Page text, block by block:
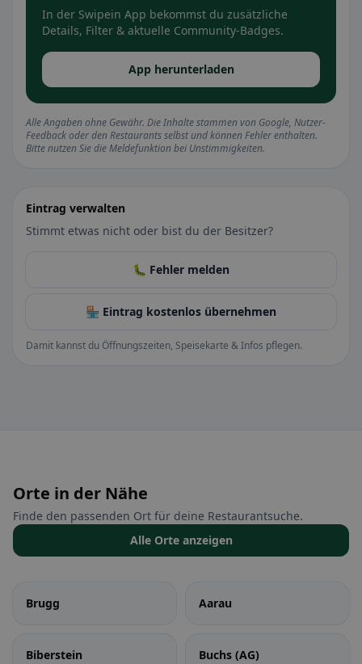
In der Swipein App bekommst du zusätzliche
Details, Filter & aktuelle Community-Badges.
App herunterladen
Alle Angaben ohne Gewähr. Die Inhalte stammen von Google, Nutzer-
Feedback oder den Restaurants selbst und können Fehler enthalten.
Bitte nutzen Sie die Meldefunktion bei Unstimmigkeiten.
Eintrag verwalten
Stimmt etwas nicht oder bist du der Besitzer?
🐛 Fehler melden
🏪 Eintrag kostenlos übernehmen
Damit kannst du Öffnungszeiten, Speisekarte & Infos pflegen.
Orte in der Nähe
Finde den passenden Ort für deine Restaurantsuche.
Alle Orte anzeigen
Brugg Aarau
Biberstein Buchs (AG)